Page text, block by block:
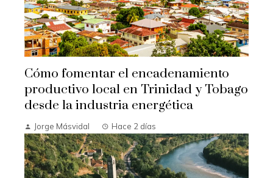
Cómo fomentar el encadenamiento
productivo local en Trinidad y Tobago
desde la industria energética
Jorge Másvidal Hace 2 días